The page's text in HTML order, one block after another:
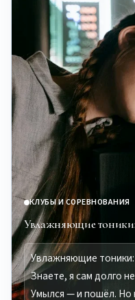
КЛУБЫ И СОРЕВНОВАНИЯ
Увлажняющие тоники:
Увлажняющие
Знаете, я сам долго
Умылся — и пошёл. Но